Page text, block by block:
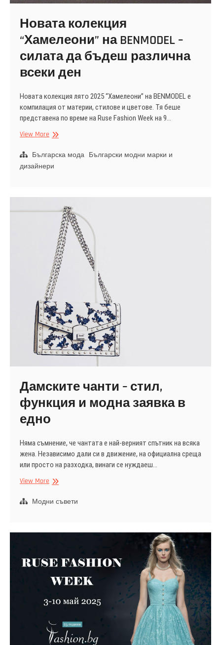
Новата колекция
“Хамелеони” на BENMODEL –
силата да бъдеш различна
всеки ден
Новата колекция лято 2025 “Хамелеони” на BENMODEL е
компилация от материи, стилове и цветове. Тя беше
представена по време на Ruse Fashion Week на 9…
View MoreНовата
“Хамелеони”
на
силата
бъдеш
различна
всеки
ден
Българска мода Български модни марки и
дизайнери
Дамските чанти – стил,
функция и модна заявка в
едно
Няма съмнение, че чантата е най-верният спътник на всяка
жена. Независимо дали си в движение, на официална среща
или просто на разходка, винаги се нуждаеш…
View MoreДамските
–
и
Модни съвети